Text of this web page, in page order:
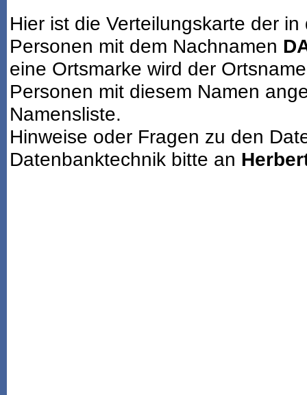
Hier ist die Verteilungskarte der
Personen mit dem Nachnamen
eine Ortsmarke wird der
Personen mit diesem Namen
Namensliste.
Hinweise oder Fragen zu den
Datenbanktechnik bitte an